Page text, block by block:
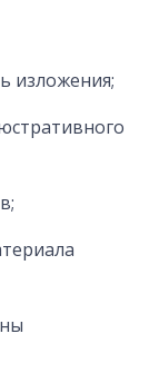
изложения;